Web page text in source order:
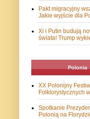
Pakt migracyjny
Jakie wyjście dla
Xi i Putin budują
świata! Trump
Polonia
XX Polonijny
Folklorystycznych
Spotkanie
Polonią na